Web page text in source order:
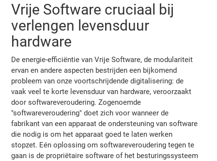
Vrije Software cruciaal bij
verlengen levensduur
hardware
De energie-efficiëntie van Vrije Software, de modulariteit
ervan en andere aspecten bestrijden een bijkomend
probleem van onze voortschrijdende digitalisering: de
vaak veel te korte levensduur van hardware, veroorzaakt
door softwareveroudering. Zogenoemde
"softwareveroudering" doet zich voor wanneer de
fabrikant van een apparaat de ondersteuning van software
die nodig is om het apparaat goed te laten werken
stopzet. Eén oplossing om softwareveroudering tegen te
gaan is de propriëtaire software of het besturingssysteem